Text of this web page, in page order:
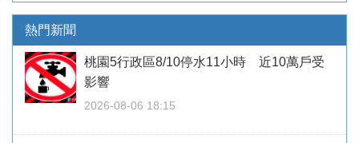
熱門新聞
桃園5行政區8/10停水11小時 近10萬戶受
影響
2026-08-06 18:15